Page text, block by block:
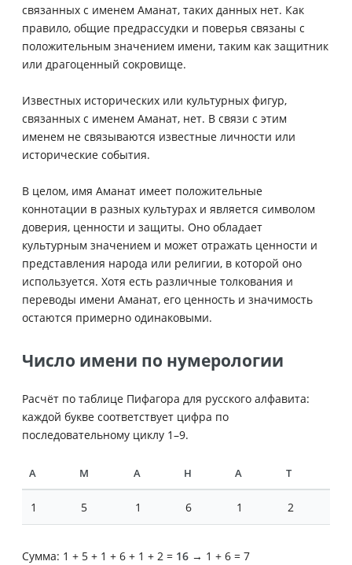
связанных с именем Аманат, таких данных нет. Как
правило, общие предрассудки и поверья связаны с
положительным значением имени, таким как защитник
или драгоценный сокровище.
Известных исторических или культурных фигур,
связанных с именем Аманат, нет. В связи с этим
именем не связываются известные личности или
исторические события.
В целом, имя Аманат имеет положительные
коннотации в разных культурах и является символом
доверия, ценности и защиты. Оно обладает
культурным значением и может отражать ценности и
представления народа или религии, в которой оно
используется. Хотя есть различные толкования и
переводы имени Аманат, его ценность и значимость
остаются примерно одинаковыми.
Число имени по нумерологии
Расчёт по таблице Пифагора для русского алфавита:
каждой букве соответствует цифра по
последовательному циклу 1–9.
А М А Н А Т
1 5 1 6 1 2
Сумма: 1 + 5 + 1 + 6 + 1 + 2 = 16 → 1 + 6 = 7